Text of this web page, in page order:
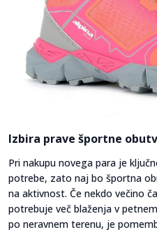
Izbira prave športne
Pri nakupu novega para je
potrebe, zato naj bo športna
na aktivnost. Če nekdo večino
potrebuje več blaženja v
po neravnem terenu, je